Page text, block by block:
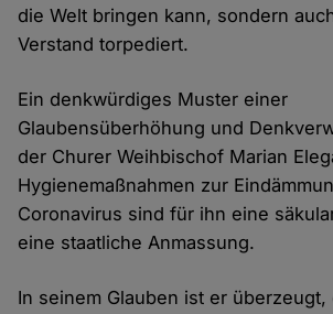
die Welt bringen kann, sondern
Verstand torpediert.
Ein denkwürdiges Muster einer
Glaubensüberhöhung und
der Churer Weihbischof Marian
Hygienemaßnahmen zur
Coronavirus sind für ihn eine
eine staatliche Anmassung.
In seinem Glauben ist er überzeugt,